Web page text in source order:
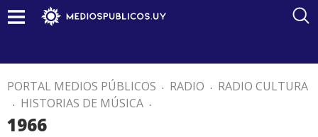
PORTAL MEDIOS PÚBLICOS . RADIO . RADIO CULTURA
. HISTORIAS DE MÚSICA .
1966